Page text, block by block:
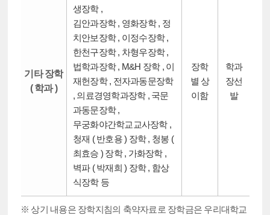
기타 장학
( 학과 )
생장학 ,
김안과장학 , 영화장학 , 정
치안보장학 , 이정수장학 ,
한천구장학 , 차형우장학 ,
법학과장학 , M&H 장학 , 이
재헌장학 , 전자과동문장학
, 의료경영학과장학 , 국문
과동문장학 ,
무궁화야간학교교사장학 ,
청재 ( 반호용 ) 장학 , 청봉 (
최효승 ) 장학 , 가화장학 ,
벽파 ( 박재희 ) 장학 , 함상
식장학 등
장학
별 상
이함
학과
장선
발
※ 상기 내용은 장학지침의 축약자료로 장학금은 우리대학교